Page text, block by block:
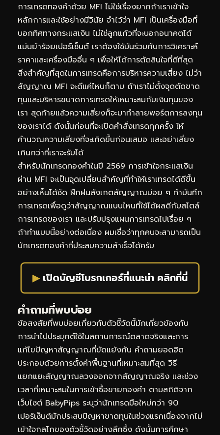
การเทรดทองคำด้วย MFI ไม่ใช่เรื่องยากถ้าเราเข้าใจ
หลักการและใช้อย่างมีวินัย จำไว้ว่า MFI เป็นเครื่องมือที่
บอกทิศทางกระแสเงิน ไม่ใช่ลูกแก้วที่จะบอกอนาคตได้
แม่นยำร้อยเปอร์เซ็นต์ เราต้องใช้มันร่วมกับการวิเคราะห์
ราคาและเครื่องมืออื่น ๆ เพื่อให้ได้การตัดสินใจที่ดีที่สุด
สิ่งสำคัญที่สุดในการเทรดคือการบริหารความเสี่ยง ไม่ว่า
สัญญาณ MFI จะดีแค่ไหนก็ตาม ถ้าเราไม่ตั้งจุดตัดขาด
ทุนและบริหารขนาดการเทรดให้เหมาะสมกับเงินทุนของ
เรา สุดท้ายแล้วความเสี่ยงก็จะมาทำลายพอร์ตการลงทุน
ของเราได้ ดังนั้นก่อนที่จะเปิดคำสั่งเทรดทุกครั้ง ให้
คำนวณความเสี่ยงที่จะเกิดขึ้นก่อนเสมอ และอย่าเสี่ยง
เกินกว่าที่เราจะรับได้
สำหรับนักเทรดทองคำในปี 2569 การเข้าใจกระแสเงิน
ผ่าน MFI จะเป็นจุดเปลี่ยนสำคัญที่ทำให้เราเทรดได้ดีขึ้น
อย่างเห็นได้ชัด ฝึกฝนสังเกตสัญญาณบ่อย ๆ ทำบันทึก
การเทรดเพื่อดูว่าสัญญาณแบบไหนที่ใช้ได้ผลดีกับสไตล์
การเทรดของเรา และปรับปรุงแผนการเทรดไปเรื่อย ๆ
ถ้าทำแบบนี้อย่างต่อเนื่อง ผมเชื่อว่าทุกคนจะสามารถเป็น
นักเทรดทองคำที่ประสบความสำเร็จได้ครับ
▶เปิดบัญชีโบรกเกอร์ที่แนะนำ คลิกที่นี่
คำถามที่พบบ่อย
ข้อสงสัยที่พบบ่อยเกี่ยวกับตัวชี้วัดนี้มักเกี่ยวข้องกับ
การนำไปประยุกต์ใช้ในสถานการณ์ตลาดจริงและการ
แก้ไขปัญหาสัญญาณที่ขัดแย้งกัน คำถามยอดฮิต
ประกอบด้วยการตั้งค่าพื้นฐานที่เหมาะสมที่สุด วิธี
แยกแยะสัญญาณลวงออกจากสัญญาณจริง และช่วง
เวลาที่เหมาะสมในการเข้าซื้อขายทองคำ ตามสถิติจาก
เว็บไซต์ BabyPips ระบุว่านักเทรดมือใหม่กว่า 90
เปอร์เซ็นต์มักประสบปัญหาขาดทุนในช่วงแรกเนื่องจากไม่
เข้าใจกลไกของตัวชี้วัดอย่างลึกซึ้ง ดังนั้นการศึกษา